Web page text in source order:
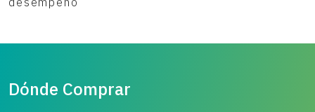
Dónde Comprar